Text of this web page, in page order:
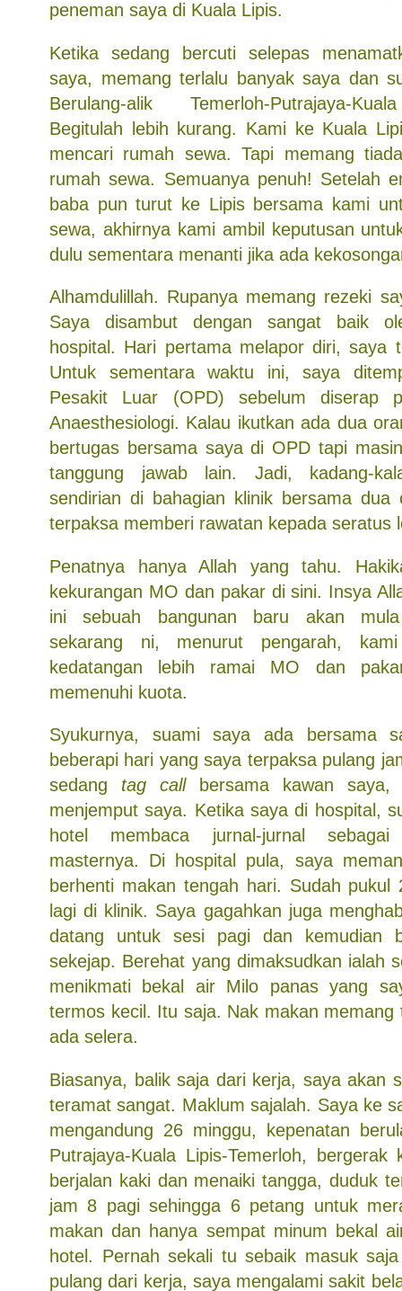
peneman saya di Kuala Lipis.
Ketika sedang bercuti selepas
saya, memang terlalu banyak saya dan
Berulang-alik Temerloh-Putrajaya-
Begitulah lebih kurang. Kami ke Kuala
mencari rumah sewa. Tapi memang
rumah sewa. Semuanya penuh! Setelah
baba pun turut ke Lipis bersama kami
sewa, akhirnya kami ambil keputusan
dulu sementara menanti jika ada
Alhamdulillah. Rupanya memang rezeki
Saya disambut dengan sangat baik
hospital. Hari pertama melapor diri, saya
Untuk sementara waktu ini, saya
Pesakit Luar (OPD) sebelum diserap
Anaesthesiologi. Kalau ikutkan ada dua
bertugas bersama saya di OPD tapi
tanggung jawab lain. Jadi, kadang-
sendirian di bahagian klinik bersama dua
terpaksa memberi rawatan kepada seratus
Penatnya hanya Allah yang tahu.
kekurangan MO dan pakar di sini. Insya
ini sebuah bangunan baru akan
sekarang ni, menurut pengarah,
kedatangan lebih ramai MO dan
memenuhi kuota.
Syukurnya, suami saya ada bersama
beberapi hari yang saya terpaksa pulang
sedang tag callbersama kawan saya,
menjemput saya. Ketika saya di hospital,
hotel membaca jurnal-jurnal
masternya. Di hospital pula, saya
berhenti makan tengah hari. Sudah
lagi di klinik. Saya gagahkan juga
datang untuk sesi pagi dan kemudian
sekejap. Berehat yang dimaksudkan ialah
menikmati bekal air Milo panas yang
termos kecil. Itu saja. Nak makan memang
ada selera.
Biasanya, balik saja dari kerja, saya akan
teramat sangat. Maklum sajalah. Saya ke
mengandung 26 minggu, kepenatan
Putrajaya-Kuala Lipis-Temerloh, bergerak
berjalan kaki dan menaiki tangga, duduk
jam 8 pagi sehingga 6 petang untuk
makan dan hanya sempat minum bekal
hotel. Pernah sekali tu sebaik masuk
pulang dari kerja, saya mengalami sakit